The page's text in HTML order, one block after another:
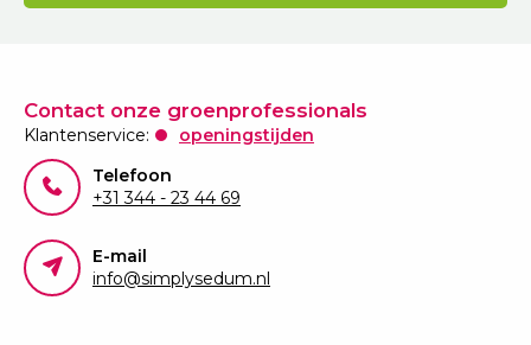
Contact onze groenprofessionals
Klantenservice:
openingstijden
Telefoon
+31 344 - 23 44 69
E-mail
info@simplysedum.nl